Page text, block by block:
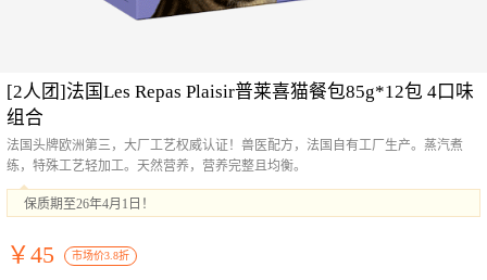
[2人团]法国Les Repas Plaisir普莱喜猫餐包85g*12包 4口味
组合
法国头牌欧洲第三，大厂工艺权威认证！兽医配方，法国自有工厂生产。蒸汽煮
练，特殊工艺轻加工。天然营养，营养完整且均衡。
保质期至26年4月1日！
￥45 市场价3.8折